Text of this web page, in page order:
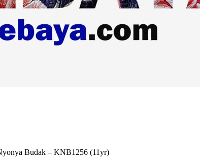
Budak – KNB1256 (11yr)